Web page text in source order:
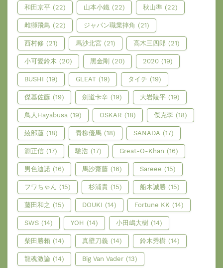
和田京平 (22) 山本小鐵 (22) 秋山準 (22)
雌獅飛鳥 (22) ジャパン職業摔角 (21)
西村修 (21) 馬沙北宮 (21) 高木三四郎 (21)
小可愛鈴木 (20) 黑金剛 (20) 2020 (19)
BUSHI (19) GLEAT (19) タイチ (19)
傑基佐藤 (19) 劍道卡辛 (19) 大岩陵平 (19)
鳥人Hayabusa (19) OSKAR (18) 傑克李 (18)
綾部蓮 (18) 青柳優馬 (18) SANADA (17)
淵正信 (17) 馳浩 (17) Great-O-Khan (16)
男色迪諾 (16) 馬沙齋藤 (16) Sareee (15)
フワちゃん (15) 杉浦貴 (15) 船木誠勝 (15)
藤田和之 (15) DOUKI (14) Fortune KK (14)
SWS (14) YOH (14) 小田嶋大樹 (14)
柴田勝賴 (14) 真壁刀義 (14) 鈴木秀樹 (14)
龍魂激論 (14) Big Van Vader (13)